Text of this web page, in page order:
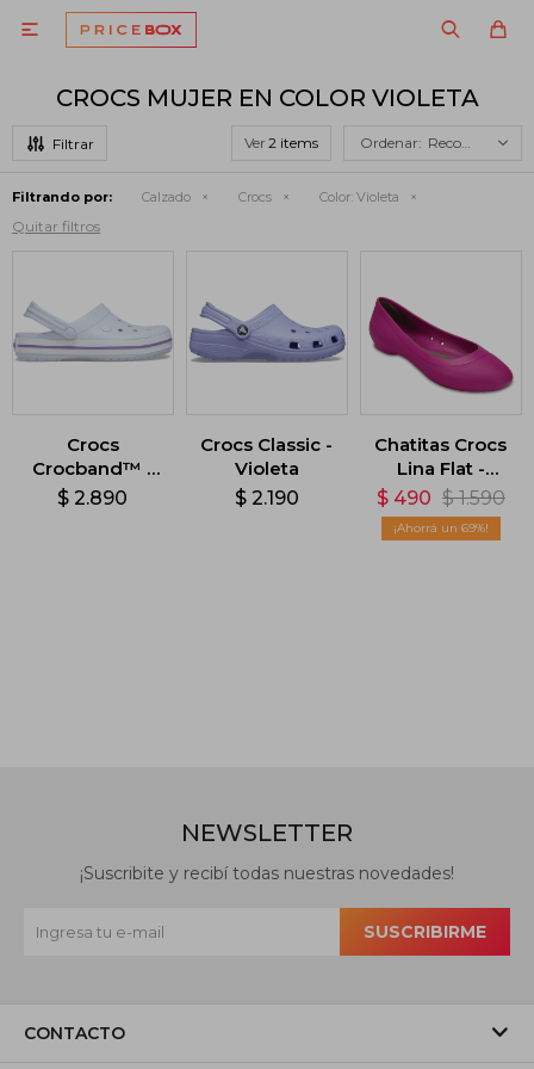

CROCS MUJER EN COLOR VIOLETA
Ver Recomendados
Filtrando por: Calzado Crocs Color: Violeta
Quitar filtros
Crocs
Crocband™ -
Violeta
$ 2.890
Crocs Classic -
Violeta
$ 2.190
Chatitas Crocs
Lina Flat -
Violeta
$ 490 $ 1.590
69
CONTACTO
NEWSLETTER
¡Suscribite y recibí todas nuestras novedades!
SUSCRIBIRME